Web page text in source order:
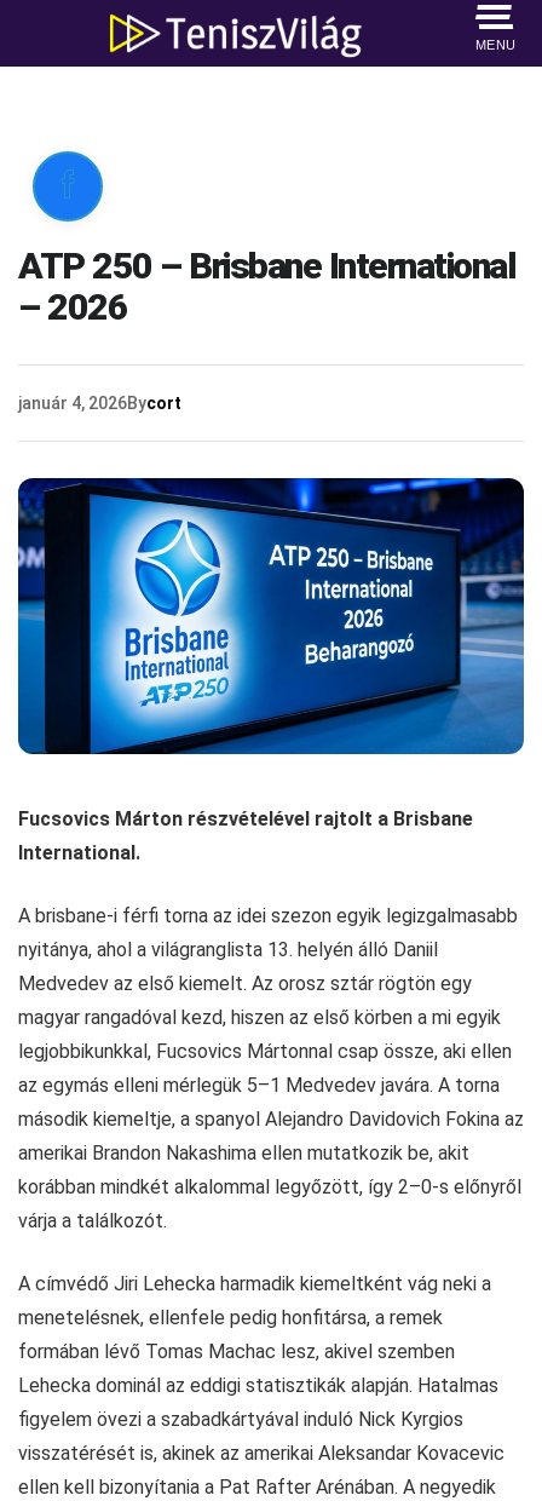
MENU

ATP 250 – Brisbane International
– 2026
január 4, 2026Bycort
Fucsovics Márton részvételével rajtolt a Brisbane
International.
A brisbane-i férfi torna az idei szezon egyik legizgalmasabb
nyitánya, ahol a világranglista 13. helyén álló Daniil
Medvedev az első kiemelt. Az orosz sztár rögtön egy
magyar rangadóval kezd, hiszen az első körben a mi egyik
legjobbikunkkal, Fucsovics Mártonnal csap össze, aki ellen
az egymás elleni mérlegük 5–1 Medvedev javára. A torna
második kiemeltje, a spanyol Alejandro Davidovich Fokina az
amerikai Brandon Nakashima ellen mutatkozik be, akit
korábban mindkét alkalommal legyőzött, így 2–0-s előnyről
várja a találkozót.
A címvédő Jiri Lehecka harmadik kiemeltként vág neki a
menetelésnek, ellenfele pedig honfitársa, a remek
formában lévő Tomas Machac lesz, akivel szemben
Lehecka dominál az eddigi statisztikák alapján. Hatalmas
figyelem övezi a szabadkártyával induló Nick Kyrgios
visszatérését is, akinek az amerikai Aleksandar Kovacevic
ellen kell bizonyítania a Pat Rafter Arénában. A negyedik